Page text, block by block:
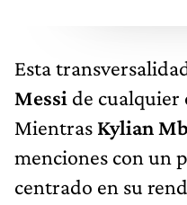
Esta
Messi de
Mientras Kylian
menciones con un
centrado en su